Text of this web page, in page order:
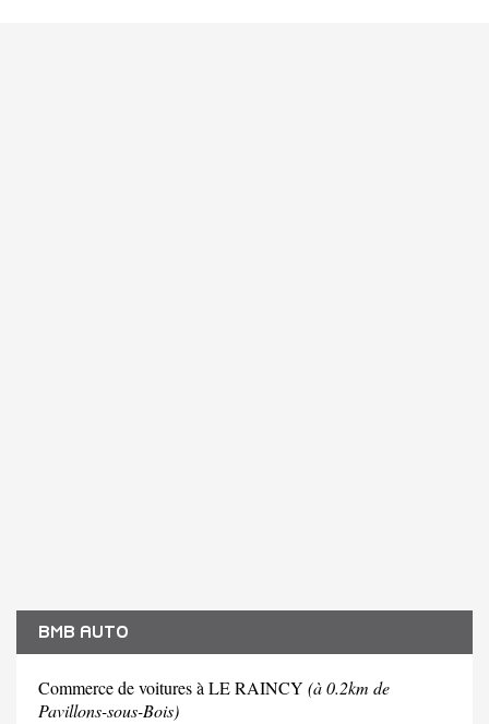
BMB AUTO
Commerce de voitures à LE RAINCY (à 0.2km de
Pavillons-sous-Bois)